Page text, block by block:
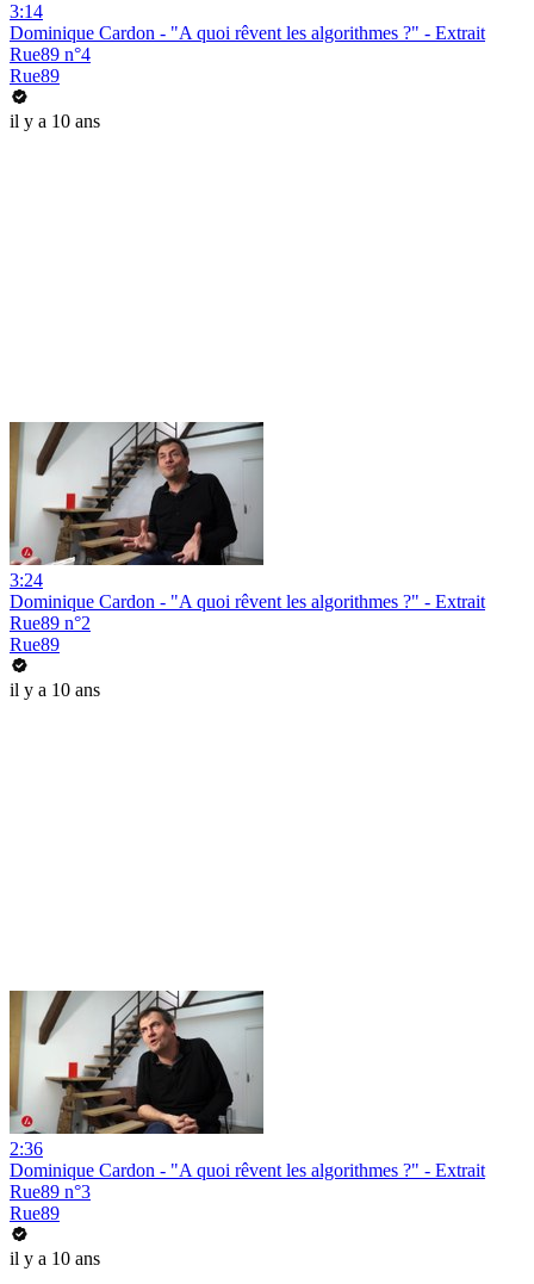
3:14
Dominique Cardon - "A quoi rêvent les algorithmes ?" - Extrait
Rue89 n°4
Rue89
il y a 10 ans
3:24
Dominique Cardon - "A quoi rêvent les algorithmes ?" - Extrait
Rue89 n°2
Rue89
il y a 10 ans
2:36
Dominique Cardon - "A quoi rêvent les algorithmes ?" - Extrait
Rue89 n°3
Rue89
il y a 10 ans